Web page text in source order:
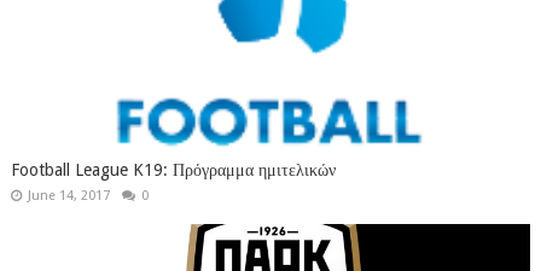
Football League K19: Πρόγραμμα ημιτελικών
June 14, 2017 0